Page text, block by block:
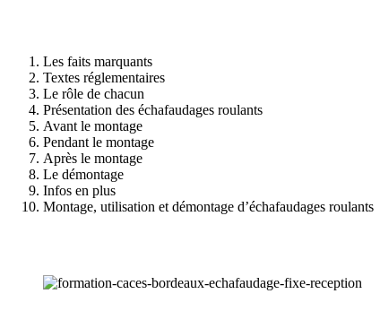
Les faits marquants
Textes réglementaires
Le rôle de chacun
Présentation des échafaudages roulants
Avant le montage
Pendant le montage
Après le montage
Le démontage
Infos en plus
Montage, utilisation et démontage d’échafaudages roulants